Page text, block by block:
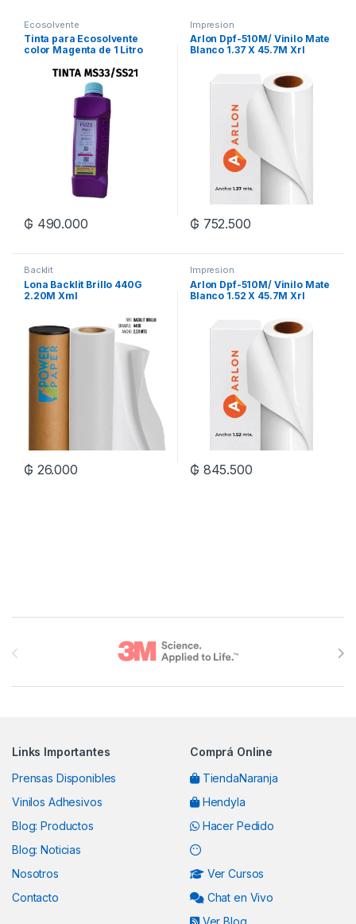
Ecosolvente
Tinta para Ecosolvente
color Magenta de 1 Litro
₲ 490.000
Impresion
Arlon Dpf-510M/ Vinilo Mate
Blanco 1.37 X 45.7M Xrl
₲ 752.500
Backlit
Lona Backlit Brillo 440G
2.20M Xml
₲ 26.000
Impresion
Arlon Dpf-510M/ Vinilo Mate
Blanco 1.52 X 45.7M Xrl
₲ 845.500
Links Importantes
Prensas Disponibles
Vinilos Adhesivos
Blog: Productos
Blog: Noticias
Nosotros
Contacto
Comprá Online
TiendaNaranja
Hendyla
Hacer Pedido
Ver Cursos
Chat en Vivo
Ver Blog